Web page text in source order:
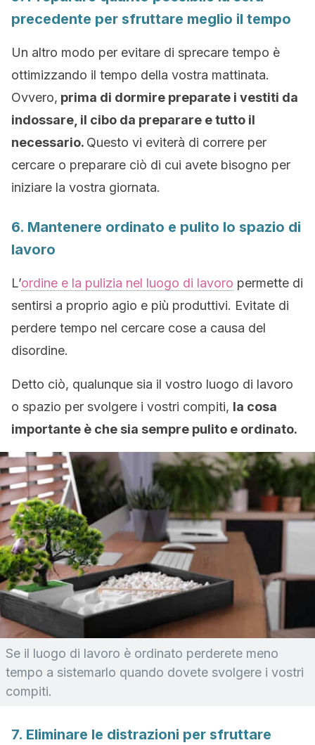
precedente per sfruttare meglio il tempo
Un altro modo per evitare di sprecare tempo è
ottimizzando il tempo della vostra mattinata.
Ovvero, prima di dormire preparate i vestiti da
indossare, il cibo da preparare e tutto il
necessario. Questo vi eviterà di correre per
cercare o preparare ciò di cui avete bisogno per
iniziare la vostra giornata.
6. Mantenere ordinato e pulito lo spazio di
lavoro
L’ordine e la pulizia nel luogo di lavoro permette di
sentirsi a proprio agio e più produttivi. Evitate di
perdere tempo nel cercare cose a causa del
disordine.
Detto ciò, qualunque sia il vostro luogo di lavoro
o spazio per svolgere i vostri compiti, la cosa
importante è che sia sempre pulito e ordinato.
Se il luogo di lavoro è ordinato perderete meno
tempo a sistemarlo quando dovete svolgere i vostri
compiti.
7. Eliminare le distrazioni per sfruttare